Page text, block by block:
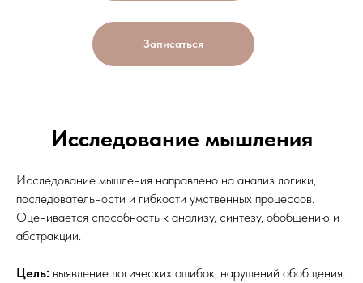
Записаться
Исследование мышления
Исследование мышления направлено на анализ логики,
последовательности и гибкости умственных процессов.
Оценивается способность к анализу, синтезу, обобщению и
абстракции.
Цель: выявление логических ошибок, нарушений обобщения,